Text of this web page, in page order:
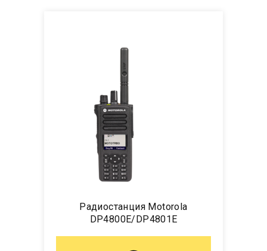
Радиостанция Motorola
DP4800E/DP4801E